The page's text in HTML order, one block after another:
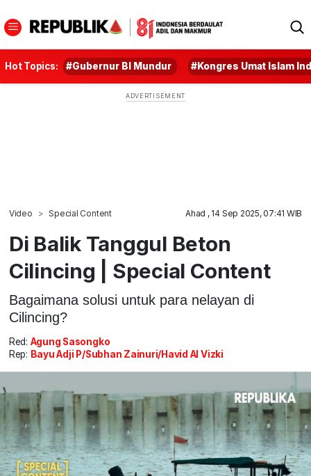
Hot Topics: #Gubernur BI Mundur #Kongres Umat Islam
Video Special Content Ahad , 14 Sep 2025, 07:41 WIB
Di Balik Tanggul Beton
Cilincing | Special Content
Bagaimana solusi untuk para nelayan di
Cilincing?
Red: Agung Sasongko
Rep: Bayu Adji P/Subhan Zainuri/Havid Al Vizki